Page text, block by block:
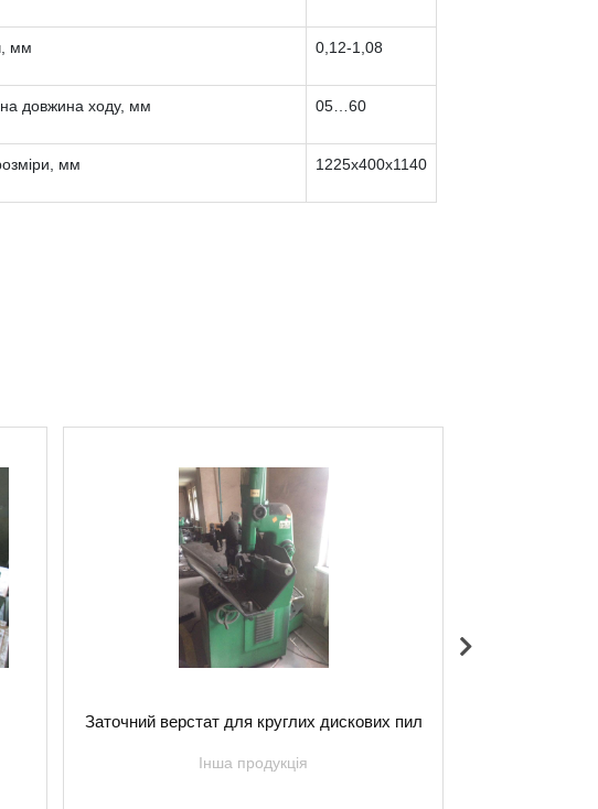
мм 0,12-1,08
довжина ходу, мм 05…60
мм 1225х400х1140
Заточний верстат для круглих дискових пил
Інша продукція